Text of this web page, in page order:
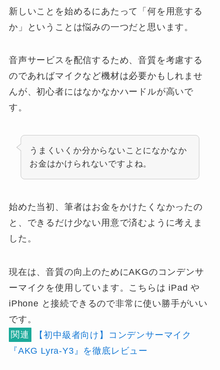
新しいことを始めるにあたって「何を用意する
か」ということは悩みの一つだと思います。
音声サービスを配信するため、音質を考慮する
のであればマイクなど機材は必要かもしれませ
んが、初心者にはなかなかハードルが高いで
す。
うまくいくか分からないことになかなか
お金はかけられないですよね。
始めた当初、筆者はお金をかけたくなかったの
と、できるだけ少ない用意で済むように考えま
した。
現在は、音質の向上のためにAKGのコンデンサ
ーマイクを使用しています。こちらは iPad や
iPhone と接続できるので非常に使い勝手がいい
です。
関連
【初中級者向け】コンデンサーマイク
『AKG Lyra-Y3』を徹底レビュー